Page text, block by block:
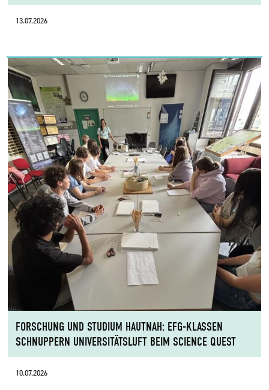
13.07.2026
FORSCHUNG UND STUDIUM HAUTNAH: EFG-KLASSEN
SCHNUPPERN UNIVERSITÄTSLUFT BEIM SCIENCE QUEST
10.07.2026